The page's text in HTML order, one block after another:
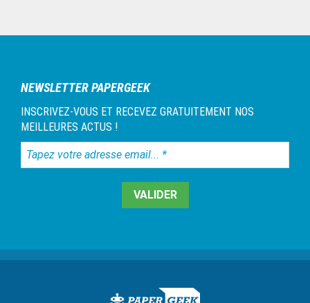
latérale
NEWSLETTER PAPERGEEK
INSCRIVEZ-VOUS ET RECEVEZ GRATUITEMENT NOS
MEILLEURES ACTUS !
Tapez
votre